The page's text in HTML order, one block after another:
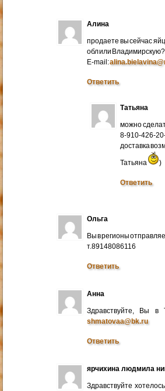
Алина
продаете вы сейчас
обл или Владимирскую?
E-mail:
Ответить
Татьяна
можно
8-910-426-
доставка
Татьяна )
Ответить
Ольга
Вы в регионы
т.89148086116
Ответить
Анна
Здравствуйте, Вы в
shmatovaa@bk.ru
Ответить
ярчихина людмила
Здравствуйте